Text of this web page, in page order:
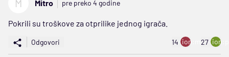
M Mitro pre preko 4 godine
Pokrili su troškove za otprilike jednog igrača.
Odgovori 14 ion:minus
27